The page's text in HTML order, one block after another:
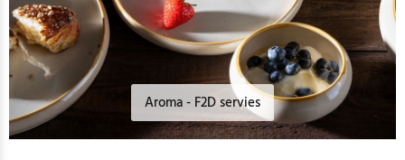
Aroma - F2D servies